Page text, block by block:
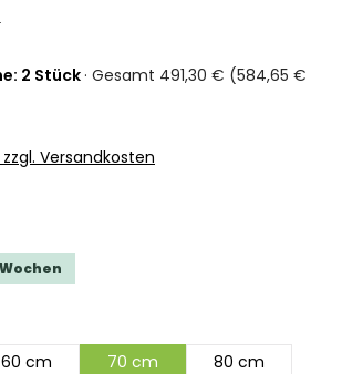
2 Stück · Gesamt 491,30 € (584,65 €
zzgl. Versandkosten
von 5 von 5 Sternen
60 cm 70 cm 80 cm